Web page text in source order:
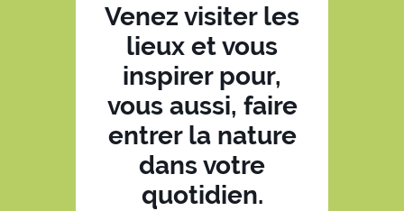
Venez visiter les
lieux et vous
inspirer pour,
vous aussi, faire
entrer la nature
dans votre
quotidien.